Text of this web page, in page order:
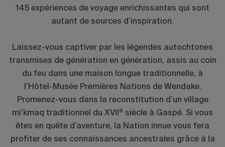
145 expériences de voyage enrichissantes qui sont
autant de sources d’inspiration.
Laissez-vous captiver par les légendes autochtones
transmises de génération en génération, assis au coin
du feu dans une maison longue traditionnelle, à
l’Hôtel-Musée Premières Nations de Wendake.
Promenez-vous dans la reconstitution d’un village
mi’kmaq traditionnel du XVII
e siècle à Gaspé. Si vous
êtes en quête d’aventure, la Nation innue vous fera
profiter de ses connaissances ancestrales grâce à la